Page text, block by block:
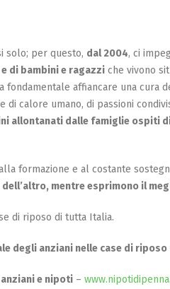
solo; per questo, dal 2004, ci
di bambini e ragazzi che vivono
affiancare una cura
calore umano, di passioni
allontanati dalle famiglie ospiti
formazione e al costante
mentre esprimono il
di riposo di tutta Italia.
degli anziani nelle case di riposo
e nipoti –